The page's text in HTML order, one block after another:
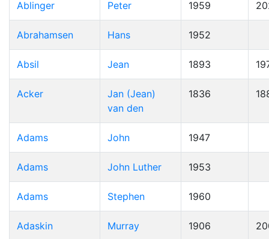
Ablinger Peter 1959
Abrahamsen Hans 1952
Absil Jean 1893
Acker
Jan (Jean)
van den
1836
Adams John 1947
Adams John Luther 1953
Adams Stephen 1960
Adaskin Murray 1906